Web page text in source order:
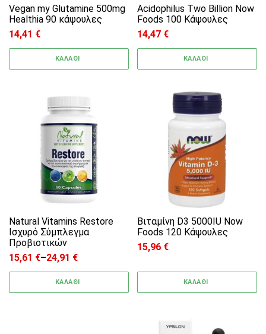
Vegan my Glutamine 500mg
Healthia 90 κάψουλες
14,41 €
ΚΑΛΑΘΙ
Acidophilus Two Billion Now
Foods 100 Κάψουλες
14,47 €
ΚΑΛΑΘΙ
Natural Vitamins Restore
Ισχυρό Σύμπλεγμα
Προβιοτικών
15,61 €–24,91 €
Price range: 15,61 € through 24,91 €
ΚΑΛΑΘΙ
Αυτό το προϊόν έχει πολλαπλές
Βιταμίνη D3 5000IU Now
Foods 120 Κάψουλες
15,96 €
ΚΑΛΑΘΙ